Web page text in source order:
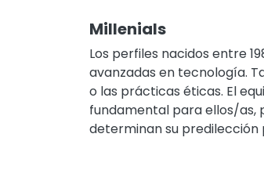
Millenials
Los perfiles nacidos entre
avanzadas en tecnología.
o las prácticas éticas. El
fundamental para ellos/as,
determinan su predilección